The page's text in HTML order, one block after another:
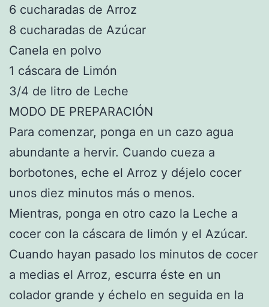
6 cucharadas de Arroz
8 cucharadas de Azúcar
Canela en polvo
1 cáscara de Limón
3/4 de litro de Leche
MODO DE PREPARACIÓN
Para comenzar, ponga en un cazo agua
abundante a hervir. Cuando cueza a
borbotones, eche el Arroz y déjelo cocer
unos diez minutos más o menos.
Mientras, ponga en otro cazo la Leche a
cocer con la cáscara de limón y el Azúcar.
Cuando hayan pasado los minutos de cocer
a medias el Arroz, escurra éste en un
colador grande y échelo en seguida en la